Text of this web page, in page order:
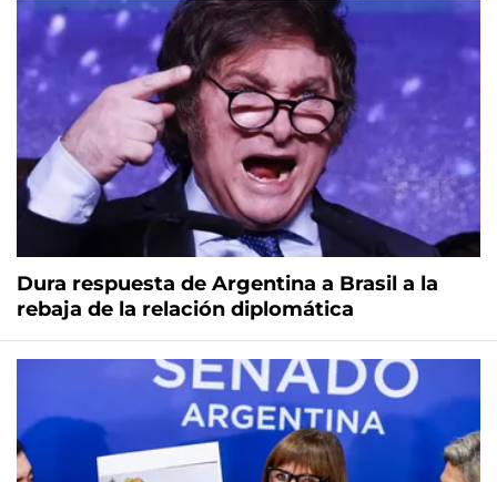
Dura respuesta de Argentina a Brasil a la
rebaja de la relación diplomática